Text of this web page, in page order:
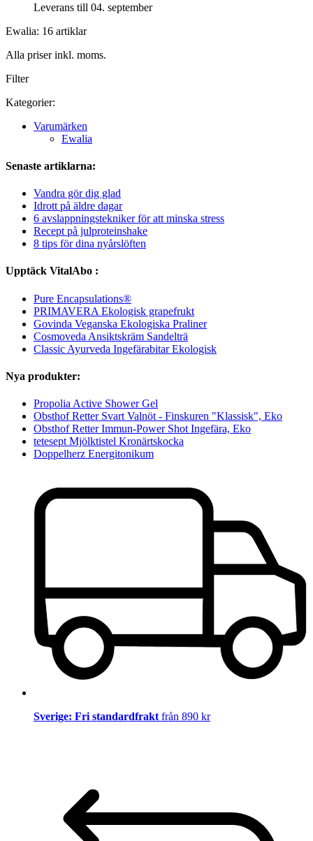
Leverans till 04. september
Ewalia: 16 artiklar
Alla priser inkl. moms.
Filter
Kategorier:
Varumärken
Ewalia
Senaste artiklarna:
Vandra gör dig glad
Idrott på äldre dagar
6 avslappningstekniker för att minska stress
Recept på julproteinshake
8 tips för dina nyårslöften
Upptäck VitalAbo :
Pure Encapsulations®
PRIMAVERA Ekologisk grapefrukt
Govinda Veganska Ekologiska Praliner
Cosmoveda Ansiktskräm Sandelträ
Classic Ayurveda Ingefärabitar Ekologisk
Nya produkter:
Propolia Active Shower Gel
Obsthof Retter Svart Valnöt - Finskuren "Klassisk", Eko
Obsthof Retter Immun-Power Shot Ingefära, Eko
tetesept Mjölktistel Kronärtskocka
Doppelherz Energitonikum
Sverige: Fri standardfrakt från 890 kr